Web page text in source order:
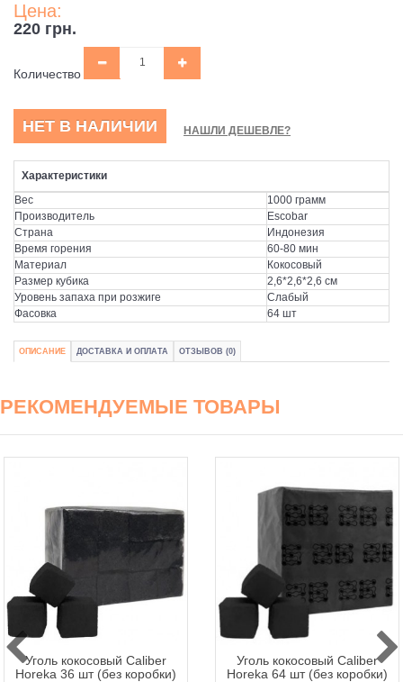
Цена:
220 грн.
Количество
НЕТ В НАЛИЧИИ НАШЛИ ДЕШЕВЛЕ?
Характеристики
Вес
1000 грамм
Производитель
Escobar
Страна
Индонезия
Время горения
60-80 мин
Материал
Кокосовый
Размер кубика
2,6*2,6*2,6 см
Уровень запаха при розжиге
Слабый
Фасовка
64 шт
ОПИСАНИЕ ДОСТАВКА И ОПЛАТА ОТЗЫВОВ (0)
РЕКОМЕНДУЕМЫЕ ТОВАРЫ
Уголь кокосовый Caliber
Horeka 36 шт (без коробки)
Уголь кокосовый Caliber
Horeka 64 шт (без коробки)